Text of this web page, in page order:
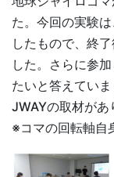
た。今回の実験
したもので、終
した。さらに参
たいと答えてい
JWAYの取材があ
※コマの回転軸自